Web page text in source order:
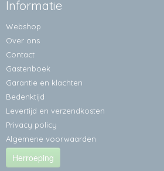
Informatie
Webshop
Over ons
Contact
Gastenboek
Garantie en klachten
Bedenktijd
Levertijd en verzendkosten
Privacy policy
Algemene voorwaarden
Herroeping